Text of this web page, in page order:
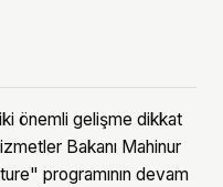
önemli gelişme dikkat
Bakanı Mahinur
programının devam